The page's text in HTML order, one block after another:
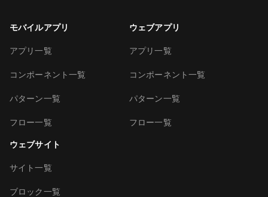
モバイルアプリ
アプリ一覧
コンポーネント一覧
パターン一覧
フロー一覧
ウェブアプリ
アプリ一覧
コンポーネント一覧
パターン一覧
フロー一覧
ウェブサイト
サイト一覧
ブロック一覧